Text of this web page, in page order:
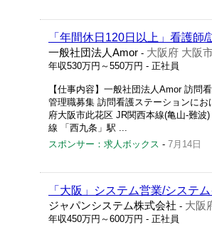
「年間休日120日以上」看護師
一般社団法人Amor - 大阪府 大阪
年収530万円～550万円 - 正社員
【仕事内容】一般社団法人Amor 訪問
管理職募集 訪問看護ステーションに
府大阪市此花区 JR関西本線(亀山-難
線 「西九条」駅 ...
スポンサー：求人ボックス - 7月14日
「大阪」システム営業/システ
ジャパンシステム株式会社 - 大阪
年収450万円～600万円 - 正社員